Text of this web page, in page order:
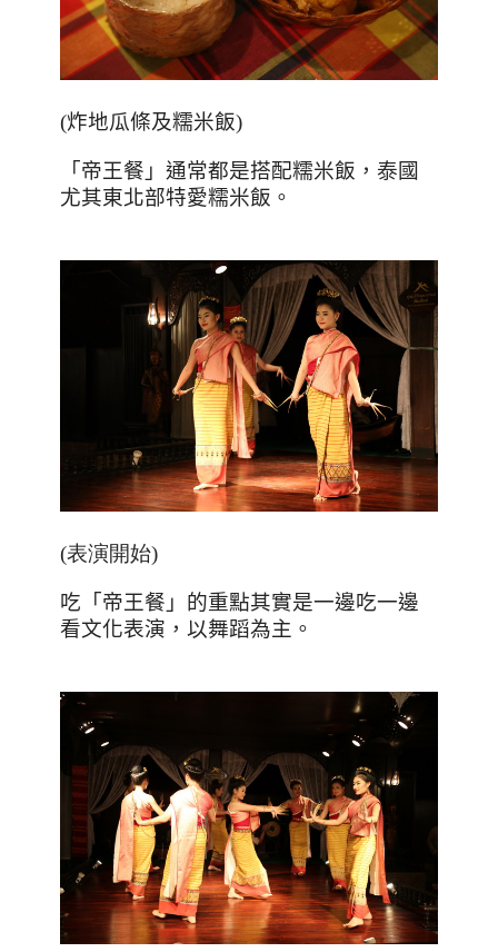
(炸地瓜條及糯米飯)
「帝王餐」通常都是搭配糯米飯，泰國
尤其東北部特愛糯米飯。
(表演開始)
吃「帝王餐」的重點其實是一邊吃一邊
看文化表演，以舞蹈為主。